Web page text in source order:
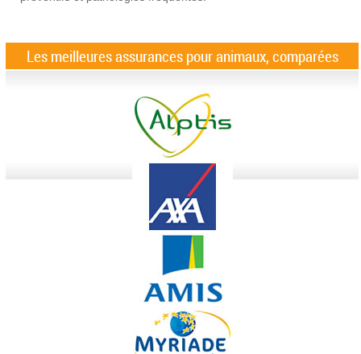
Les meilleures assurances pour animaux, comparées